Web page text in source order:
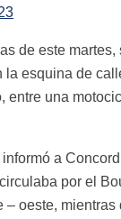
de este martes,
la esquina de
entre una
a
por el
– oeste,